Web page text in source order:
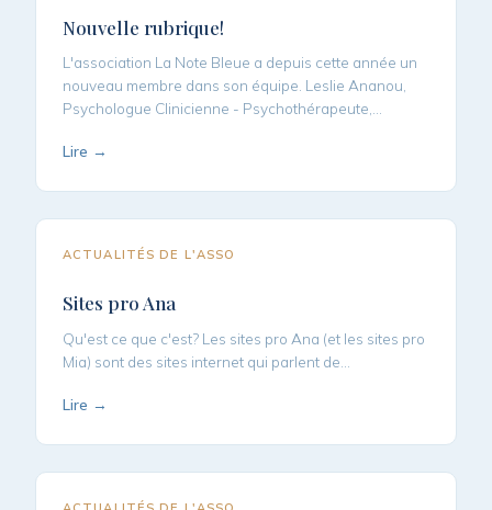
Nouvelle rubrique!
L'association La Note Bleue a depuis cette année un
nouveau membre dans son équipe. Leslie Ananou,
Psychologue Clinicienne - Psychothérapeute,…
Lire →
ACTUALITÉS DE L'ASSO
Sites pro Ana
Qu'est ce que c'est? Les sites pro Ana (et les sites pro
Mia) sont des sites internet qui parlent de…
Lire →